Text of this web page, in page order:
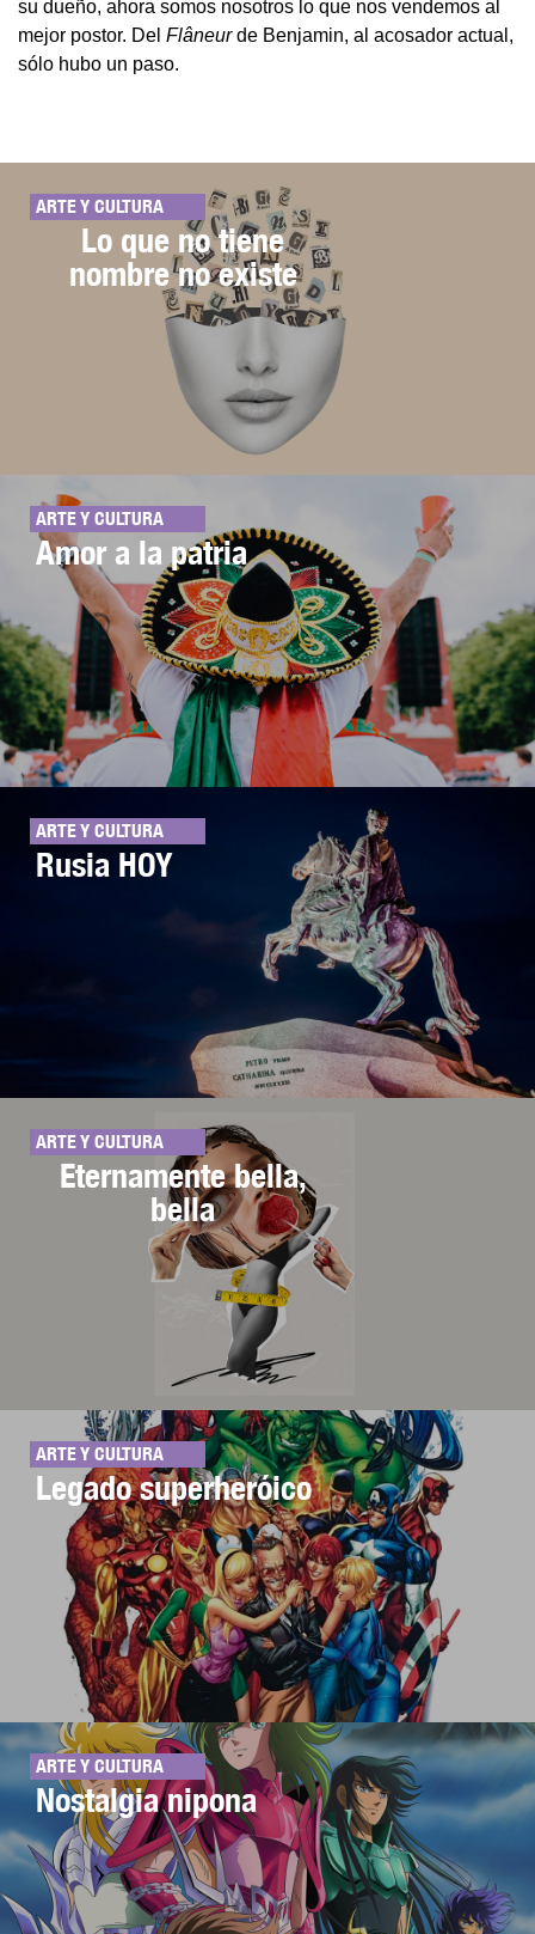
su dueño, ahora somos nosotros lo que nos vendemos al
mejor postor. Del Flâneurde Benjamin, al acosador actual,
sólo hubo un paso.
ARTE Y CULTURA
Lo que no tiene
nombre no existe
ARTE Y CULTURA
Amor a la patria
ARTE Y CULTURA
Rusia HOY
ARTE Y CULTURA
Eternamente bella,
bella
ARTE Y CULTURA
Legado superheróico
ARTE Y CULTURA
Nostalgia nipona